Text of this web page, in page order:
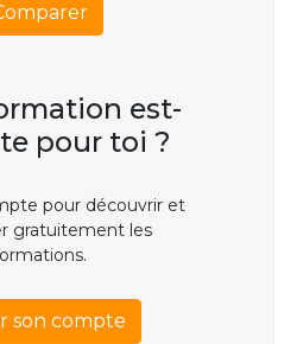
est-
pour toi ?
pour découvrir et
gratuitement les
son compte